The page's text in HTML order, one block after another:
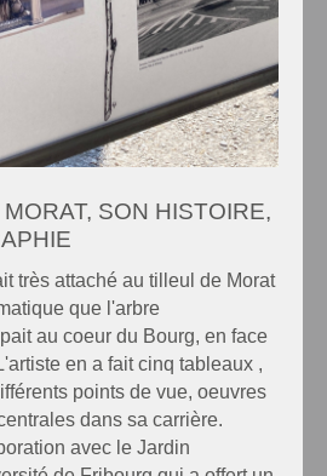
SON HISTOIRE,
très attaché au tilleul de Morat
que l'arbre
au coeur du Bourg, en face
en a fait cinq tableaux ,
points de vue, oeuvres
dans sa carrière.
avec le Jardin